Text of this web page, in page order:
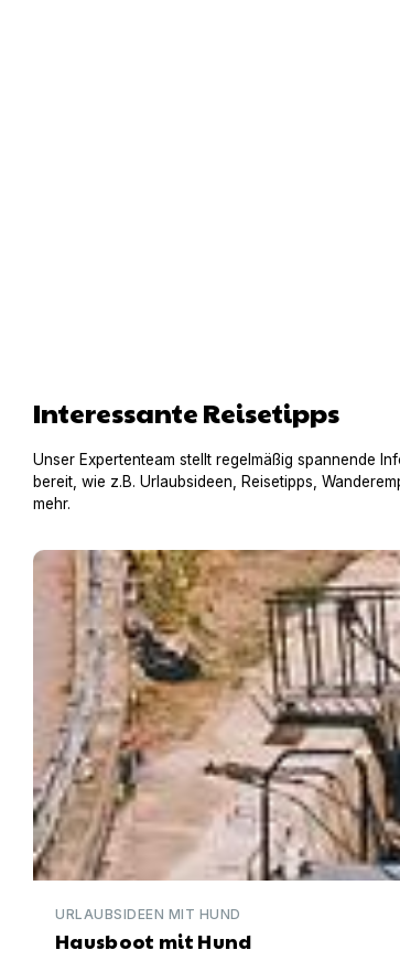
Interessante Reisetipps
Unser Expertenteam stellt regelmäßig spannende
bereit, wie z.B. Urlaubsideen, Reisetipps,
mehr.
Hausboot mit Hund
URLAUBSIDEEN MIT HUND
Hausboot mit Hund